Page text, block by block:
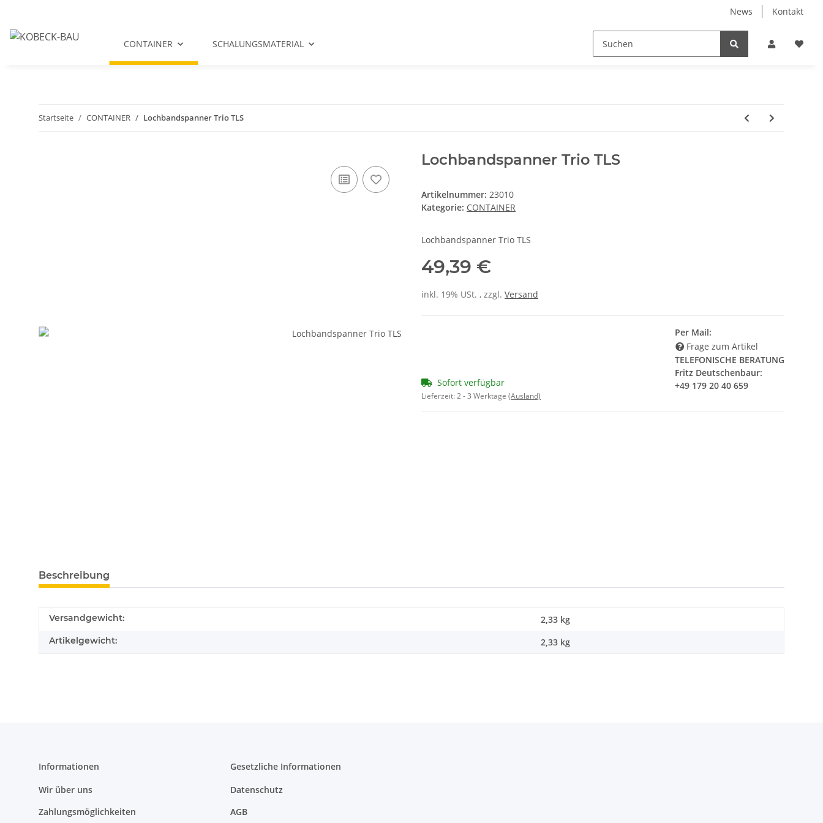
News Kontakt
CONTAINER SCHALUNGSMATERIAL
Startseite CONTAINER Lochbandspanner Trio TLS
Lochbandspanner Trio TLS
Artikelnummer: 23010
Kategorie: CONTAINER
Lochbandspanner Trio TLS
49,39 €
inkl. 19% USt. , zzgl. Versand
Sofort verfügbar
Lieferzeit:2 - 3 Werktage (Ausland)
Per Mail:
Frage zum Artikel
TELEFONISCHE BERATUNG
Fritz Deutschenbaur:
+49 179 20 40 659
Beschreibung
Versandgewicht: 2,33 kg
Artikelgewicht: 2,33 kg
Informationen
Wir über uns
Zahlungsmöglichkeiten
Gesetzliche Informationen
Datenschutz
AGB